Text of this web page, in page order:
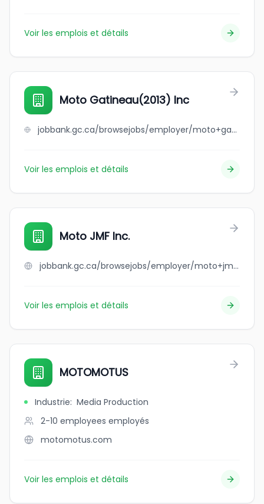
Voir les emplois et détails
Moto Gatineau(2013) Inc
jobbank.gc.ca/browsejobs/employer/moto+gatineau%282013%29+inc/ca
Voir les emplois et détails
Moto JMF Inc.
jobbank.gc.ca/browsejobs/employer/moto+jmf+inc./ca
Voir les emplois et détails
MOTOMOTUS
Industrie: Media Production
2-10 employees employés
motomotus.com
Voir les emplois et détails